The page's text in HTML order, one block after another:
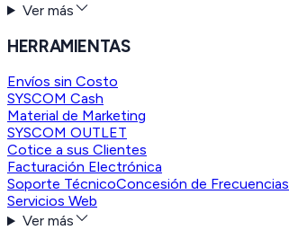
Ver más
HERRAMIENTAS
Envíos sin Costo
SYSCOM Cash
Material de Marketing
SYSCOM OUTLET
Cotice a sus Clientes
Facturación Electrónica
Soporte TécnicoConcesión de Frecuencias
Servicios Web
Ver más